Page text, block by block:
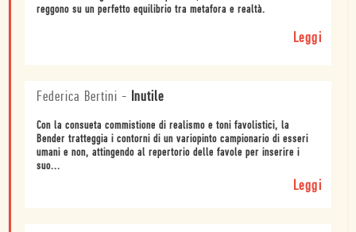
reggono su un perfetto equilibrio tra metafora e realtà.
Leggi
Federica Bertini - Inutile
Con la consueta commistione di realismo e toni favolistici, la
Bender tratteggia i contorni di un variopinto campionario di esseri
umani e non, attingendo al repertorio delle favole per inserire i
suo...
Leggi